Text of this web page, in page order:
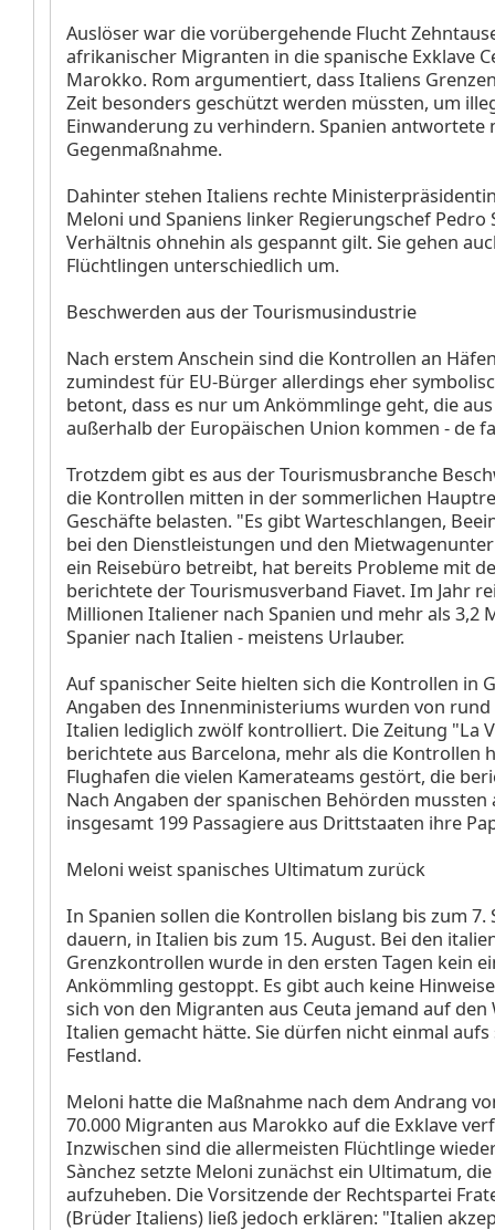
Auslöser war die vorübergehende Flucht
afrikanischer Migranten in die spanische Exklave
Marokko. Rom argumentiert, dass Italiens
Zeit besonders geschützt werden müssten, um
Einwanderung zu verhindern. Spanien antwortete
Gegenmaßnahme.
Dahinter stehen Italiens rechte
Meloni und Spaniens linker Regierungschef Pedro
Verhältnis ohnehin als gespannt gilt. Sie gehen
Flüchtlingen unterschiedlich um.
Beschwerden aus der Tourismusindustrie
Nach erstem Anschein sind die Kontrollen an
zumindest für EU-Bürger allerdings eher
betont, dass es nur um Ankömmlinge geht, die
außerhalb der Europäischen Union kommen - de
Trotzdem gibt es aus der Tourismusbranche
die Kontrollen mitten in der sommerlichen
Geschäfte belasten. "Es gibt Warteschlangen,
bei den Dienstleistungen und den
ein Reisebüro betreibt, hat bereits Probleme mit
berichtete der Tourismusverband Fiavet. Im Jahr
Millionen Italiener nach Spanien und mehr als 3,2
Spanier nach Italien - meistens Urlauber.
Auf spanischer Seite hielten sich die Kontrollen in
Angaben des Innenministeriums wurden von rund
Italien lediglich zwölf kontrolliert. Die Zeitung "La
berichtete aus Barcelona, mehr als die Kontrollen
Flughafen die vielen Kamerateams gestört, die
Nach Angaben der spanischen Behörden mussten
insgesamt 199 Passagiere aus Drittstaaten ihre
Meloni weist spanisches Ultimatum zurück
In Spanien sollen die Kontrollen bislang bis zum 7.
dauern, in Italien bis zum 15. August. Bei den
Grenzkontrollen wurde in den ersten Tagen kein
Ankömmling gestoppt. Es gibt auch keine
sich von den Migranten aus Ceuta jemand auf den
Italien gemacht hätte. Sie dürfen nicht einmal aufs
Festland.
Meloni hatte die Maßnahme nach dem Andrang
70.000 Migranten aus Marokko auf die Exklave
Inzwischen sind die allermeisten Flüchtlinge
Sànchez setzte Meloni zunächst ein Ultimatum,
aufzuheben. Die Vorsitzende der Rechtspartei
(Brüder Italiens) ließ jedoch erklären: "Italien